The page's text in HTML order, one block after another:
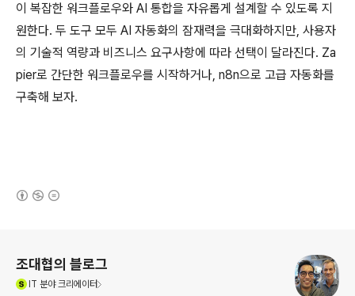
이 복잡한 워크플로우와 AI 통합을 자유롭게 설계할 수 있도록 지
원한다. 두 도구 모두 AI 자동화의 잠재력을 극대화하지만, 사용자
의 기술적 역량과 비즈니스 요구사항에 따라 선택이 달라진다. Za
pier로 간단한 워크플로우를 시작하거나, n8n으로 고급 자동화를
구축해 보자.
조대협의 블로그
IT 분야 크리에이터